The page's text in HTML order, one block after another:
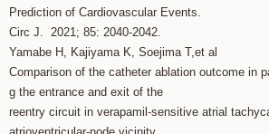
Prediction of Cardiovascular Events.
Circ J. 2021; 85: 2040-2042.
Yamabe H, Kajiyama K, Soejima T,et al
Comparison of the catheter ablation outcome in
g the entrance and exit of the
reentry circuit in verapamil-sensitive atrial